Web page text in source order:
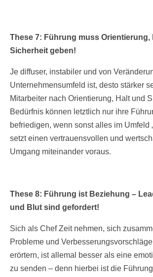
These 7: Führung muss Orientierung,
Sicherheit geben!
Je diffuser, instabiler und von
Unternehmensumfeld ist, desto stärker
Mitarbeiter nach Orientierung, Halt und
Bedürfnis können letztlich nur ihre
befriedigen, wenn sonst alles im Umfeld
setzt einen vertrauensvollen und
Umgang miteinander voraus.
These 8: Führung ist Beziehung –
und Blut sind gefordert!
Sich als Chef Zeit nehmen, sich
Probleme und
erörtern, ist allemal besser als eine
zu senden – denn hierbei ist die